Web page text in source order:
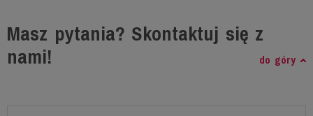
Masz pytania? Skontaktuj się z
nami!
do góry